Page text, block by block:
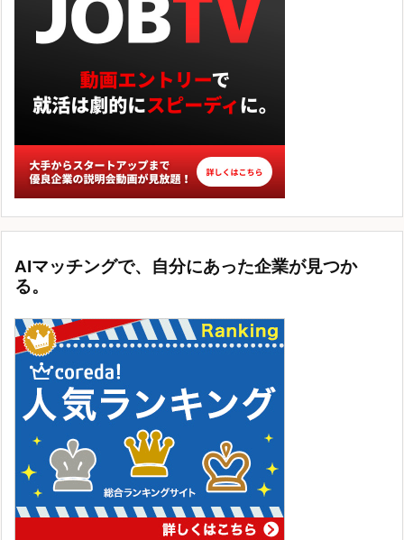
AIマッチングで、自分にあった企業が見つか
る。